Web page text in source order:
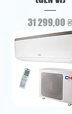
Ціна
31 299,00 ₴